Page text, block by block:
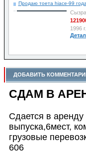
Продаю тоета hiace-99 года
1996
ДОБАВИТЬ
СДАМ В
Сдается в
выпуска,6мест,
грузовые
606